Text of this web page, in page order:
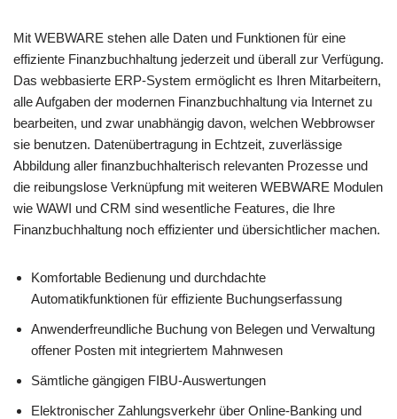
Mit WEBWARE stehen alle Daten und Funktionen für eine
effiziente Finanzbuchhaltung jederzeit und überall zur Verfügung.
Das webbasierte ERP-System ermöglicht es Ihren Mitarbeitern,
alle Aufgaben der modernen Finanzbuchhaltung via Internet zu
bearbeiten, und zwar unabhängig davon, welchen Webbrowser
sie benutzen. Datenübertragung in Echtzeit, zuverlässige
Abbildung aller finanzbuchhalterisch relevanten Prozesse und
die reibungslose Verknüpfung mit weiteren WEBWARE Modulen
wie WAWI und CRM sind wesentliche Features, die Ihre
Finanzbuchhaltung noch effizienter und übersichtlicher machen.
Komfortable Bedienung und durchdachte
Automatikfunktionen für effiziente Buchungserfassung
Anwenderfreundliche Buchung von Belegen und Verwaltung
offener Posten mit integriertem Mahnwesen
Sämtliche gängigen FIBU-Auswertungen
Elektronischer Zahlungsverkehr über Online-Banking und